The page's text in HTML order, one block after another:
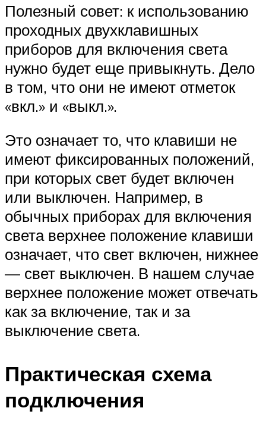
Полезный совет: к использованию
проходных двухклавишных
приборов для включения света
нужно будет еще привыкнуть. Дело
в том, что они не имеют отметок
«вкл.» и «выкл.».
Это означает то, что клавиши не
имеют фиксированных положений,
при которых свет будет включен
или выключен. Например, в
обычных приборах для включения
света верхнее положение клавиши
означает, что свет включен, нижнее
— свет выключен. В нашем случае
верхнее положение может отвечать
как за включение, так и за
выключение света.
Практическая схема
подключения